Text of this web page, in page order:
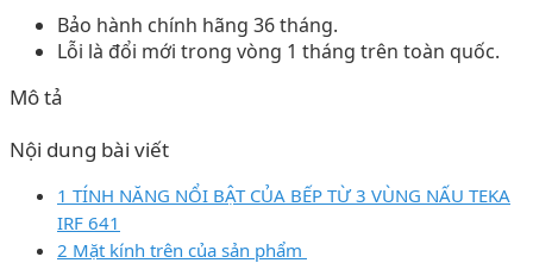
Bảo hành chính hãng 36 tháng.
Lỗi là đổi mới trong vòng 1 tháng trên toàn quốc.
Mô tả
Nội dung bài viết
1 TÍNH NĂNG NỔI BẬT CỦA BẾP TỪ 3 VÙNG NẤU TEKA
IRF 641
2 Mặt kính trên của sản phẩm